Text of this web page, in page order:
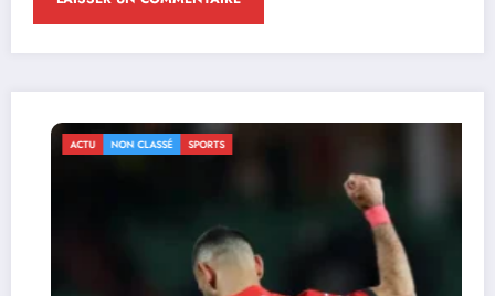
ACTU NON CLASSÉ SPORTS